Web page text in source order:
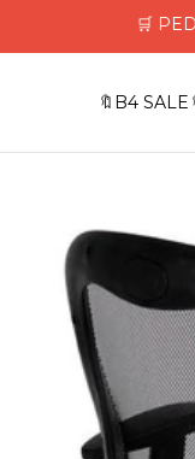
🛒
🔖B4